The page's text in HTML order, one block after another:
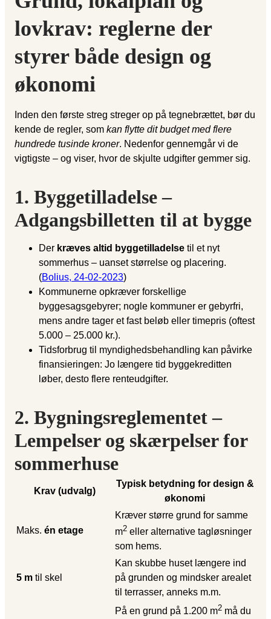
lovkrav: reglerne der
styrer både design og
økonomi
Inden den første streg streger op på tegnebrættet, bør du
kende de regler, som kan flytte dit budget med flere
hundrede tusinde kroner. Nedenfor gennemgår vi de
vigtigste – og viser, hvor de skjulte udgifter gemmer sig.
1. Byggetilladelse –
Adgangsbilletten til at bygge
Der kræves altid byggetilladelse til et nyt
sommerhus – uanset størrelse og placering.
(Bolius, 24-02-2023)
Kommunerne opkræver forskellige
byggesagsgebyrer; nogle kommuner er gebyrfri,
mens andre tager et fast beløb eller timepris (oftest
5.000 – 25.000 kr.).
Tidsforbrug til myndighedsbehandling kan påvirke
finansieringen: Jo længere tid byggekreditten
løber, desto flere renteudgifter.
2. Bygningsreglementet –
Lempelser og skærpelser for
sommerhuse
Krav (udvalg)
Typisk betydning for design &
økonomi
Maks. én etage
Kræver større grund for samme
m2 eller alternative tagløsninger
som hems.
5 m til skel
Kan skubbe huset længere ind
på grunden og mindsker arealet
til terrasser, anneks m.m.
På en grund på 1.200 m2 må du